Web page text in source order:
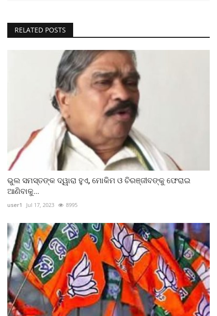
RELATED POSTS
ଭୁଲ ସମସ୍ତଙ୍କ ଦ୍ୱାରା ହୁଏ, ମୋକିମ ଓ ଚିରଞ୍ଜୀବଙ୍କୁ ଫେରାଇ
ଆଣିବାକୁ...
user1 Jul 17, 2023 8995